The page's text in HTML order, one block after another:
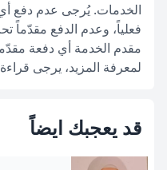
الخدمات. يُرجى عدم دفع أي
فعلياً، وعدم الدفع
مقدم الخدمة أي دفعة
لمعرفة المزيد، يرجى قراءة
قد يعجبك ايضاً